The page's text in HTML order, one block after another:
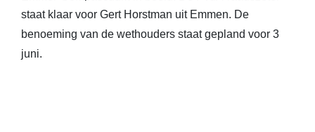
staat klaar voor Gert Horstman uit Emmen. De
benoeming van de wethouders staat gepland voor 3
juni.